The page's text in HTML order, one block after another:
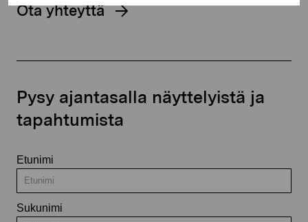
Ota yhteyttä
Pysy ajantasalla näyttelyistä ja
tapahtumista
Etunimi
Sukunimi